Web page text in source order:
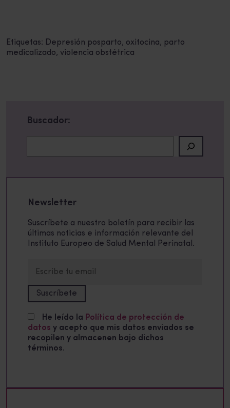
Etiquetas: Depresión posparto, oxitocina, parto
medicalizado, violencia obstétrica
Buscador:
Newsletter
Suscríbete a nuestro boletín para recibir las
últimas noticias e información relevante del
Instituto Europeo de Salud Mental Perinatal.
He leído la Política de protección de
datos y acepto que mis datos enviados se
recopilen y almacenen bajo dichos
términos.